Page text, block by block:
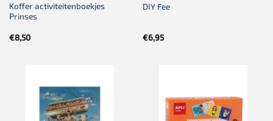
Koffer activiteitenboekjes
Prinses
€8,50
DIY Fee
€6,95